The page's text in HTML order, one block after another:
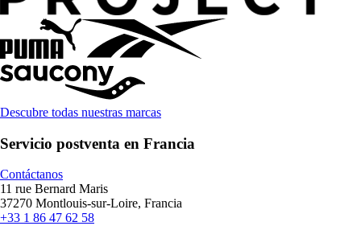
Descubre todas nuestras marcas
Servicio postventa en Francia
Contáctanos
11 rue Bernard Maris
37270 Montlouis-sur-Loire, Francia
+33 1 86 47 62 58